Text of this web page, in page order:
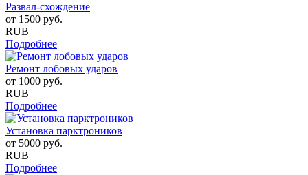
Развал-схождение
от 1500 руб.
RUB
Подробнее
Ремонт лобовых ударов
от 1000 руб.
RUB
Подробнее
Установка парктроников
от 5000 руб.
RUB
Подробнее